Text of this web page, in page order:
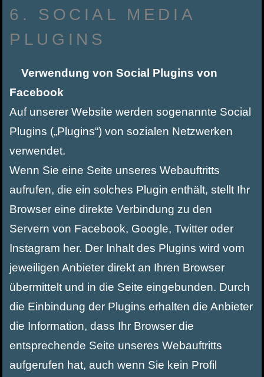
6. SOCIAL MEDIA
PLUGINS
Verwendung von Social Plugins von
Facebook
Auf unserer Website werden sogenannte Social
Plugins („Plugins“) von sozialen Netzwerken
verwendet.
Wenn Sie eine Seite unseres Webauftritts
aufrufen, die ein solches Plugin enthält, stellt Ihr
Browser eine direkte Verbindung zu den
Servern von Facebook, Google, Twitter oder
Instagram her. Der Inhalt des Plugins wird vom
jeweiligen Anbieter direkt an Ihren Browser
übermittelt und in die Seite eingebunden. Durch
die Einbindung der Plugins erhalten die Anbieter
die Information, dass Ihr Browser die
entsprechende Seite unseres Webauftritts
aufgerufen hat, auch wenn Sie kein Profil